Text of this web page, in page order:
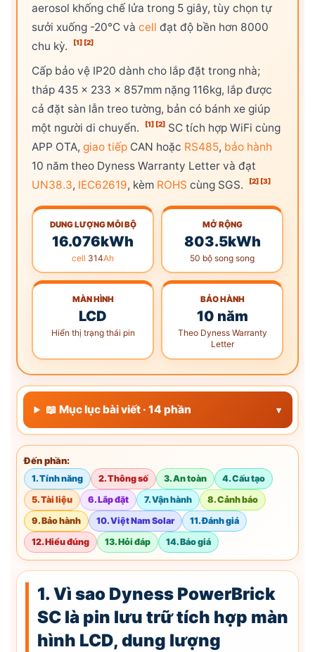
aerosol khống chế lửa trong 5 giây, tùy chọn tự
sưởi xuống -20°C và cell đạt độ bền hơn 8000
chu kỳ.
[1] [2]
Cấp bảo vệ IP20 dành cho lắp đặt trong nhà;
tháp 435 x 233 x 857mm nặng 116kg, lắp được
cả đặt sàn lẫn treo tường, bản có bánh xe giúp
một người di chuyển.
[1] [2] SC tích hợp WiFi cùng
APP OTA, giao tiếp CAN hoặc RS485, bảo hành
10 năm theo Dyness Warranty Letter và đạt
UN38.3, IEC62619, kèm ROHS cùng SGS. [2] [3]
DUNG LƯỢNG MỖI BỘ
16.076kWh
cell 314Ah
MỞ RỘNG
803.5kWh
50 bộ song song
MÀN HÌNH
LCD
Hiển thị trạng thái pin
BẢO HÀNH
10 năm
Theo Dyness Warranty
Letter
📖 Mục lục bài viết · 14 phần ▾
Đến phần:
1. Tính năng 2. Thông số 3. An toàn
4. Cấu tạo
5. Tài liệu
6. Lắp đặt 7. Vận hành
8. Cảnh báo
9. Bảo hành
10. Việt Nam Solar
11. Đánh giá
12. Hiểu đúng
13. Hỏi đáp 14. Báo giá
1. Vì sao Dyness PowerBrick
SC là pin lưu trữ tích hợp màn
hình LCD, dung lượng